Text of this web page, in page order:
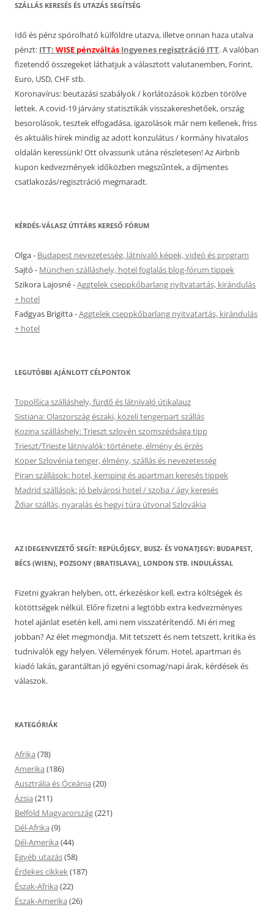
SZÁLLÁS KERESÉS ÉS UTAZÁS SEGÍTSÉG
Idő és pénz spórolható külföldre utazva, illetve onnan haza utalva
pénzt: ITT: WISE pénzváltás Ingyenes regisztráció ITT. A valóban
fizetendő összegeket láthatjuk a választott valutanemben, Forint,
Euro, USD, CHF stb.
Koronavírus: beutazási szabályok / korlátozások közben törölve
lettek. A covid-19 járvány statisztikák visszakereshetőek, ország
besorolások, tesztek elfogadása, igazolások már nem kellenek, friss
és aktuális hírek mindig az adott konzulátus / kormány hivatalos
oldalán keressünk! Ott olvassunk utána részletesen! Az Airbnb
kupon kedvezmények időközben megszűntek, a díjmentes
csatlakozás/regisztráció megmaradt.
KÉRDÉS-VÁLASZ ÚTITÁRS KERESŐ FÓRUM
Olga- Budapest nevezetesség, látnivaló képek, videó és program
Sajtó - München szálláshely, hotel foglalás blog-fórum tippek
Szikora Lajosné-Aggtelek cseppkőbarlang nyitvatartás, kirándulás
+ hotel
Fadgyas Brigitta-Aggtelek cseppkőbarlang nyitvatartás, kirándulás
+ hotel
LEGUTÓBBI AJÁNLOTT CÉLPONTOK
Topolšica szálláshely, fürdő és látnivaló útikalauz
Sistiana: Olaszország északi, közeli tengerpart szállás
Kozina szálláshely: Trieszt szlovén szomszédsága tipp
Trieszt/Trieste látnivalók: története, élmény és érzés
Koper Szlovénia tenger, élmény, szállás és nevezetesség
Piran szállások: hotel, kemping és apartman keresés tippek
Madrid szállások: jó belvárosi hotel / szoba / ágy keresés
Ždiar szállás, nyaralás és hegyi túra útvonal Szlovákia
AZ IDEGENVEZETŐ SEGÍT: REPÜLŐJEGY, BUSZ- ÉS VONATJEGY: BUDAPEST,
BÉCS (WIEN), POZSONY (BRATISLAVA), LONDON STB. INDULÁSSAL
Fizetni gyakran helyben, ott, érkezéskor kell, extra költségek és
kötöttségek nélkül. Előre fizetni a legtöbb extra kedvezményes
hotel ajánlat esetén kell, ami nem visszatérítendő. Mi éri meg
jobban? Az élet megmondja. Mit tetszett és nem tetszett, kritika és
tudnivalók egy helyen. Vélemények fórum. Hotel, apartman és
kiadó lakás, garantáltan jó egyéni csomag/napi árak, kérdések és
válaszok.
KATEGÓRIÁK
Afrika (78)
Amerika (186)
Ausztrália és Óceánia (20)
Ázsia (211)
Belföld Magyarország(221)
Dél-Afrika (9)
Dél-Amerika (44)
Egyéb utazás(58)
Érdekes cikkek(187)
Észak-Afrika (22)
Észak-Amerika (26)